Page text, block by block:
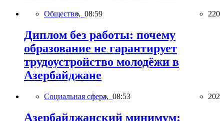
Общество, 08:59 220
Диплом без работы: почему
образование не гарантирует
трудоустройство молодёжи в
Азербайджане
Социальная сфера, 08:53 202
Азербайджанский минимум: